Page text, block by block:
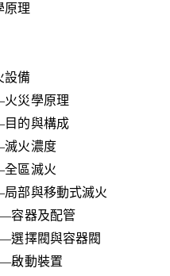
原理
設備
火災學原理
目的與構成
滅火濃度
全區滅火
部與移動式滅火
容器及配管
選擇閥與容器閥
啟動裝置